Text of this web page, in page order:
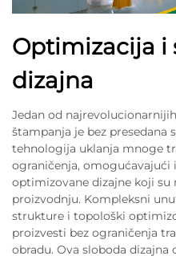
Optimizacija i
dizajna
Jedan od
štampanja je bez presedana
tehnologija uklanja mnoge
ograničenja, omogućavajući
optimizovane dizajne koji su
proizvodnju. Kompleksni
strukture i topološki
proizvesti bez ograničenja
obradu. Ova sloboda